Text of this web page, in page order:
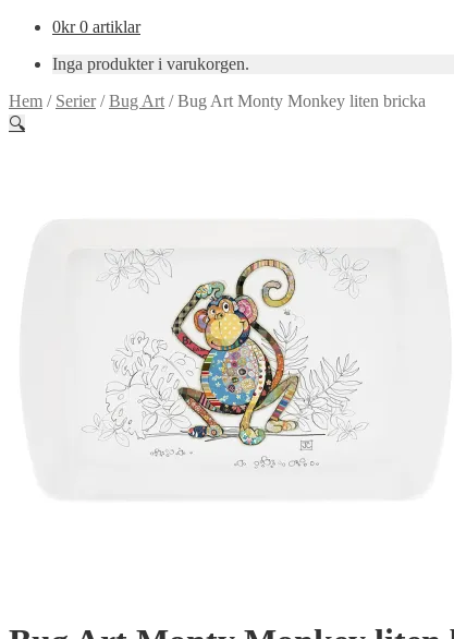
0kr 0 artiklar
Inga produkter i varukorgen.
Hem / Serier/Bug Art /Bug Art Monty Monkey liten bricka
🔍